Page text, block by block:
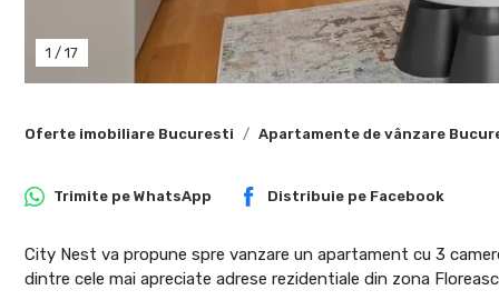
1 / 17
Oferte imobiliare Bucuresti Apartamente de vânzare
Trimite pe WhatsApp Distribuie pe Facebook
City Nest va propune spre vanzare un apartament cu 3
dintre cele mai apreciate adrese rezidentiale din zona